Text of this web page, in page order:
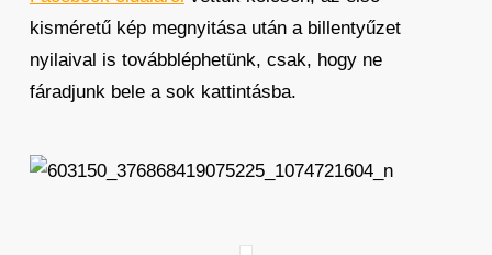
kisméretű kép megnyitása után a billentyűzet
nyilaival is továbbléphetünk, csak, hogy ne
fáradjunk bele a sok kattintásba.